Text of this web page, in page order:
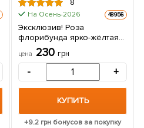
8
На Осень-2026 48956
Эксклюзив! Роза
флорибунда ярко-жёлтая
"Дамский каприз" (Ladies
caprice) (премиальный
обильноцветущий сорт) 1
шт в упаковке
цена 230 грн
- +
КУПИТЬ
+9.2 грн бонусов за покупку